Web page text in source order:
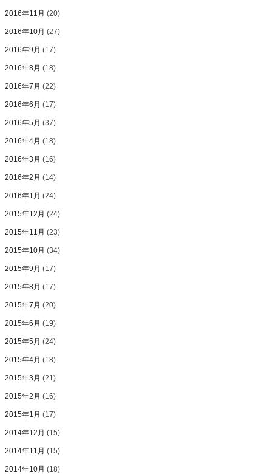
2016年11月 (20)
2016年10月 (27)
2016年9月 (17)
2016年8月 (18)
2016年7月 (22)
2016年6月 (17)
2016年5月 (37)
2016年4月 (18)
2016年3月 (16)
2016年2月 (14)
2016年1月 (24)
2015年12月 (24)
2015年11月 (23)
2015年10月 (34)
2015年9月 (17)
2015年8月 (17)
2015年7月 (20)
2015年6月 (19)
2015年5月 (24)
2015年4月 (18)
2015年3月 (21)
2015年2月 (16)
2015年1月 (17)
2014年12月 (15)
2014年11月 (15)
2014年10月 (18)